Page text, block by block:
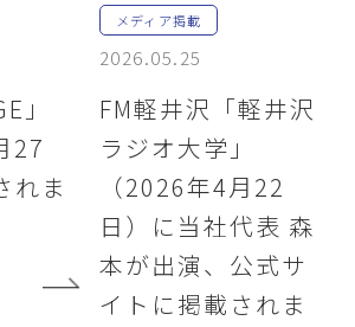
」
27
れま
メディア掲載
2026.05.25
FM軽井沢「軽井沢
ラジオ大学」
（2026年4月22
日）に当社代表 森
本が出演、公式サ
イトに掲載されま